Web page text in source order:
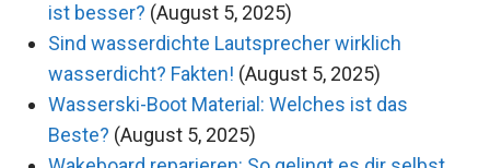
ist besser? (August 5, 2025)
Sind wasserdichte Lautsprecher wirklich
wasserdicht? Fakten! (August 5, 2025)
Wasserski-Boot Material: Welches ist das
Beste? (August 5, 2025)